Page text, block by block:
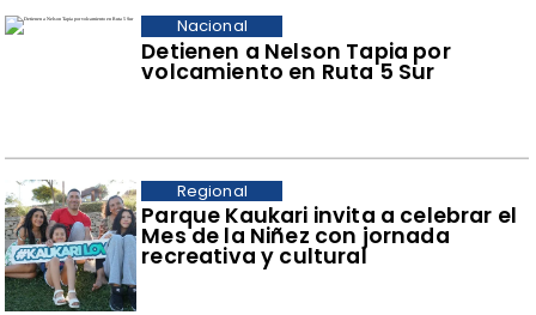
Detienen a Nelson Tapia por
volcamiento en Ruta 5 Sur
Nacional
Parque Kaukari invita a celebrar el
Mes de la Niñez con jornada
recreativa y cultural
Regional